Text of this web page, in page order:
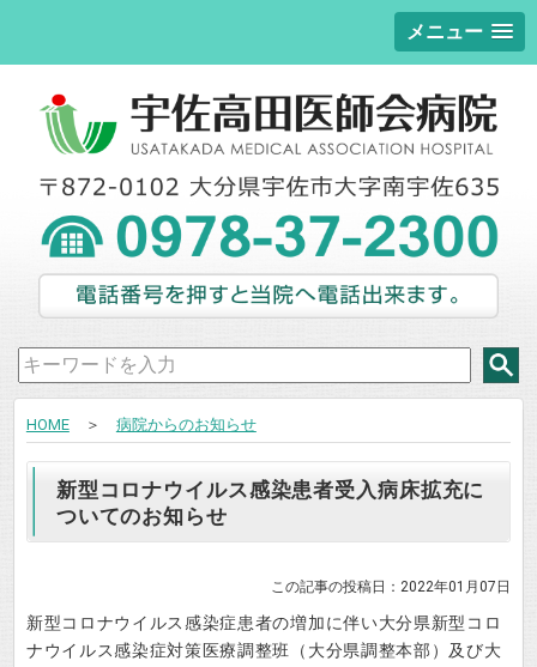
メニュー
HOME＞ 病院からのお知らせ
新型コロナウイルス感染患者受入病床拡充に
ついてのお知らせ
この記事の投稿日：2022年01月07日
新型コロナウイルス感染症患者の増加に伴い大分県新型コロ
ナウイルス感染症対策医療調整班（大分県調整本部）及び大